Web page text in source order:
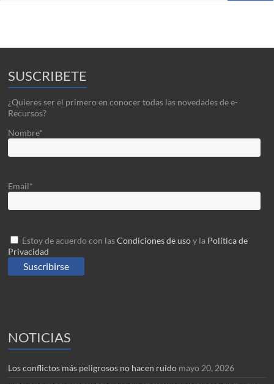
SUSCRIBETE
¿Quieres ser el primero en conocer todas las novedades de e-
Recursos?
Nombre*
Email*
Estoy de acuerdo con lasCondiciones de usoy la Política de
Privacidad
NOTICIAS
Los conflictos más peligrosos no hacen ruido mayo 20, 2026